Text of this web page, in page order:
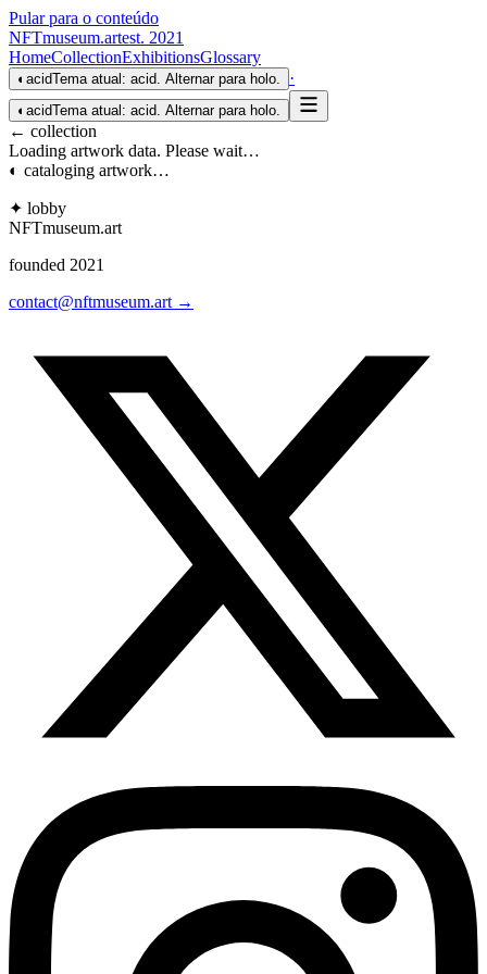
Pular para o conteúdo
NFTmuseum.artest. 2021
HomeCollectionExhibitionsGlossary
◐ acidTema atual: acid. Alternar para holo. ·
◐ acidTema atual: acid. Alternar para holo.
← collection
Loading artwork data. Please wait…
◐ cataloging artwork…
✦ lobby
NFTmuseum.art
founded 2021
contact@nftmuseum.art →